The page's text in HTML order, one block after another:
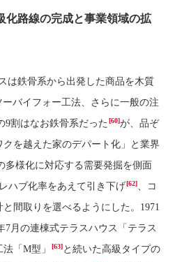
化路線の完成と事業領域の拡
は鉄骨系から出発した商品を木質
バイフォー工法、さらに一般の注
9割はなお鉄骨系だった [60]が、品ぞ
を越えた家のデパート化」と業界
多様化に対応する需要発掘を側面
ハブ化率をあえて引き下げ[62]、コ
間取りを選べるようにした。1971
7月の連棟式テラスハウス「テラス
「M型」
[63]と続いた高級タイプの